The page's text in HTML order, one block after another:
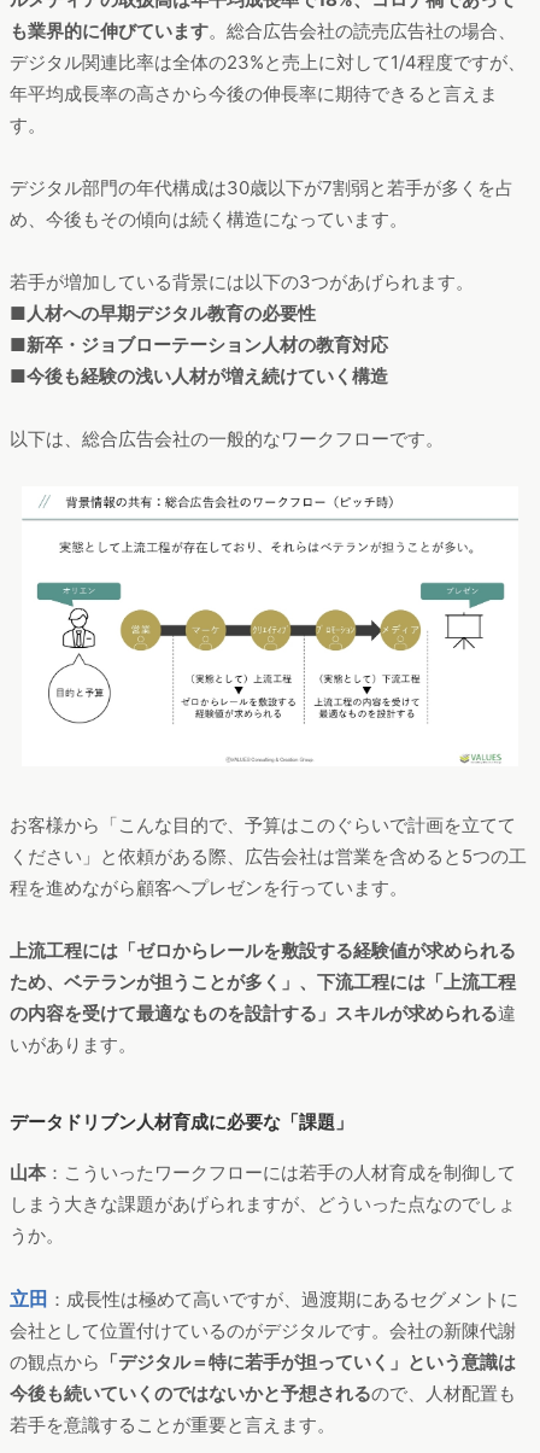
も業界的に伸びています。総合広告会社の読売広告社の場合、
デジタル関連比率は全体の23%と売上に対して1/4程度ですが、
年平均成長率の高さから今後の伸長率に期待できると言えま
す。
デジタル部門の年代構成は30歳以下が7割弱と若手が多くを占
め、今後もその傾向は続く構造になっています。
若手が増加している背景には以下の3つがあげられます。
■人材への早期デジタル教育の必要性
■新卒・ジョブローテーション人材の教育対応
■今後も経験の浅い人材が増え続けていく構造
以下は、総合広告会社の一般的なワークフローです。
お客様から「こんな目的で、予算はこのぐらいで計画を立てて
ください」と依頼がある際、広告会社は営業を含めると5つの工
程を進めながら顧客へプレゼンを行っています。
上流工程には「ゼロからレールを敷設する経験値が求められる
ため、ベテランが担うことが多く」、下流工程には「上流工程
の内容を受けて最適なものを設計する」スキルが求められる違
いがあります。
データドリブン人材育成に必要な「課題」
山本 ：こういったワークフローには若手の人材育成を制御して
しまう大きな課題があげられますが、どういった点なのでしょ
うか。
立田 ：成長性は極めて高いですが、過渡期にあるセグメントに
会社として位置付けているのがデジタルです。会社の新陳代謝
の観点から 「デジタル＝特に若手が担っていく」という意識は
今後も続いていくのではないかと予想されるので、人材配置も
若手を意識することが重要と言えます。